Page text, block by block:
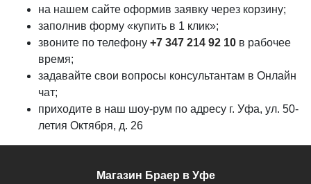
на нашем сайте оформив заявку через корзину;
заполнив форму «купить в 1 клик»;
звоните по телефону +7 347 214 92 10 в рабочее
время;
задавайте свои вопросы консультантам в Онлайн
чат;
приходите в наш шоу-рум по адресу г. Уфа, ул. 50-
летия Октября, д. 26
Магазин Браер в Уфе